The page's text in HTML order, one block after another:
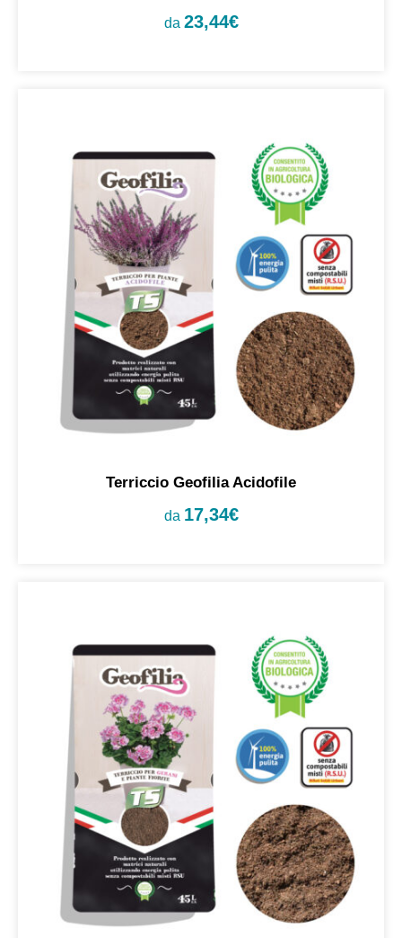
da 23,44€
Terriccio Geofilia Acidofile
da 17,34€